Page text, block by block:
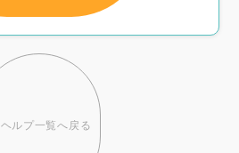
ヘルプ一覧へ戻る